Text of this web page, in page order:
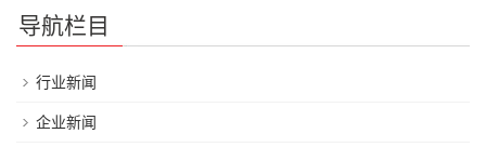
导航栏目
行业新闻
企业新闻